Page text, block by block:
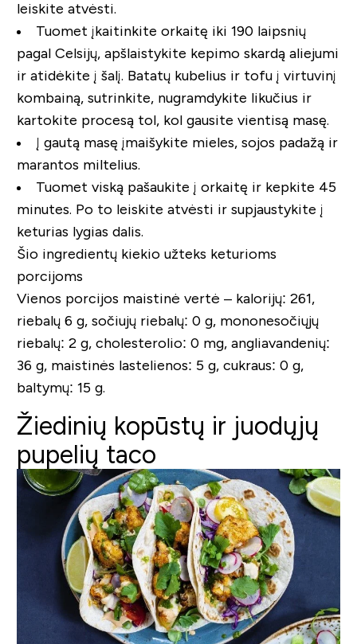
leiskite atvėsti.
Tuomet įkaitinkite orkaitę iki 190 laipsnių
pagal Celsijų, apšlaistykite kepimo skardą aliejumi
ir atidėkite į šalį. Batatų kubelius ir tofu į virtuvinį
kombainą, sutrinkite, nugramdykite likučius ir
kartokite procesą tol, kol gausite vientisą masę.
Į gautą masę įmaišykite mieles, sojos padažą ir
marantos miltelius.
Tuomet viską pašaukite į orkaitę ir kepkite 45
minutes. Po to leiskite atvėsti ir supjaustykite į
keturias lygias dalis.
Šio ingredientų kiekio užteks keturioms
porcijoms
Vienos porcijos maistinė vertė – kalorijų: 261,
riebalų 6 g, sočiujų riebalų: 0 g, mononesočiųjų
riebalų: 2 g, cholesterolio: 0 mg, angliavandenių:
36 g, maistinės lastelienos: 5 g, cukraus: 0 g,
baltymų: 15 g.
Žiedinių kopūstų ir juodųjų
pupelių taco